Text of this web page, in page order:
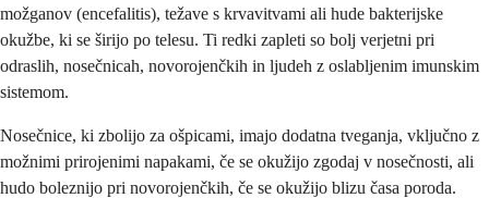
možganov (encefalitis), težave s krvavitvami ali hude bakterijske
okužbe, ki se širijo po telesu. Ti redki zapleti so bolj verjetni pri
odraslih, nosečnicah, novorojenčkih in ljudeh z oslabljenim imunskim
sistemom.
Nosečnice, ki zbolijo za ošpicami, imajo dodatna tveganja, vključno z
možnimi prirojenimi napakami, če se okužijo zgodaj v nosečnosti, ali
hudo boleznijo pri novorojenčkih, če se okužijo blizu časa poroda.